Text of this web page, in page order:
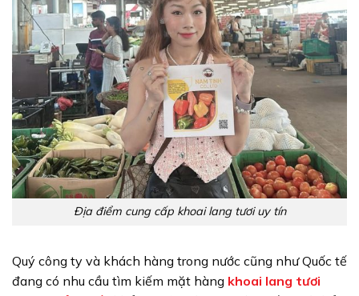
Địa điểm cung cấp khoai lang tươi uy tín
Quý công ty và khách hàng trong nước cũng như Quốc tế
đang có nhu cầu tìm kiếm mặt hàng khoai lang tươi